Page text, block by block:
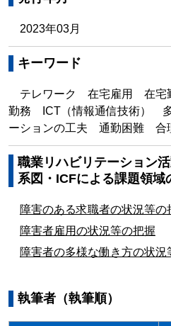
2023年03月
キーワード
テレワーク 在宅雇用 在
勤務 ICT（情報通信技術）
ーションの工夫 通勤困難 合
職業リハビリテーション
系図・ICFによる課題領域
障害のある求職者の状況等の
障害者雇用の状況等の把握
障害者の多様な働き方の状況
執筆者（執筆順）